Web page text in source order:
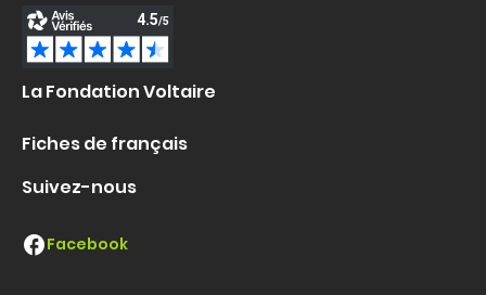
La Fondation Voltaire
Fiches de français
Suivez-nous
Facebook